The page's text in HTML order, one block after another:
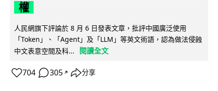
權
人民網旗下評論於 8 月 6 日發表文章，批評中國廣泛使用
「Token」、「Agent」及「LLM」等英文術語，認為做法侵蝕
中文表意空間及科...
閱讀全文
704 305 ↗ 分享